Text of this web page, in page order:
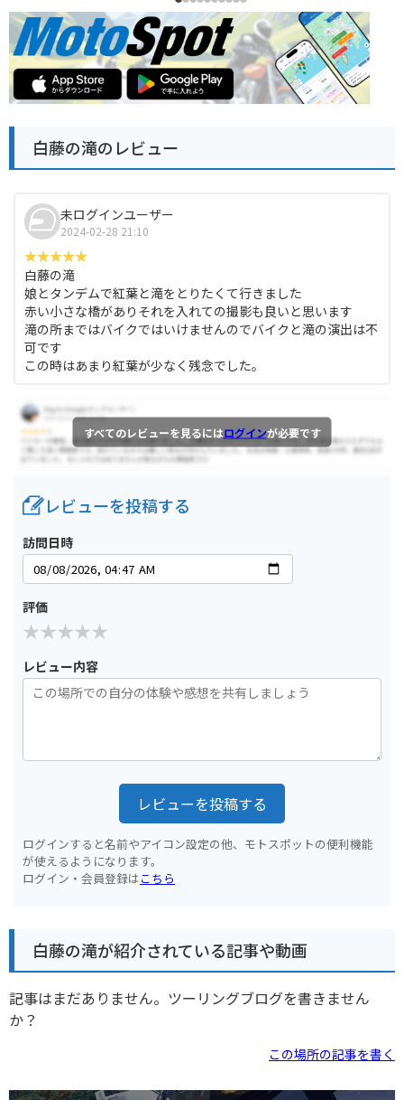
白藤の滝のレビュー
未ログインユーザー
2024-02-28 21:10
白藤の滝
娘とタンデムで紅葉と滝をとりたくて行きました
赤い小さな橋がありそれを入れての撮影も良いと思います
滝の所まではバイクではいけませんのでバイクと滝の演出は不
可です
この時はあまり紅葉が少なく残念でした。
すべてのレビューを見るにはログインが必要です
レビューを投稿する
訪問日時
評価
レビュー内容
レビューを投稿する
ログインすると名前やアイコン設定の他、モトスポットの便利機能
が使えるようになります。
ログイン・会員登録はこちら
白藤の滝が紹介されている記事や動画
記事はまだありません。ツーリングブログを書きません
か？
この場所の記事を書く